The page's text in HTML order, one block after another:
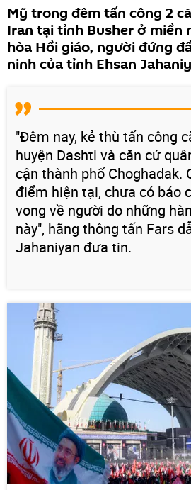
Mỹ trong đêm tấn công 2
Iran tại tỉnh Busher ở miền
hòa Hồi giáo, người đứng
ninh của tỉnh Ehsan
"Đêm nay, kẻ thù tấn công
huyện Dashti và căn cứ
cận thành phố Choghadak.
điểm hiện tại, chưa có báo
vong về người do những
này", hãng thông tấn Fars
Jahaniyan đưa tin.